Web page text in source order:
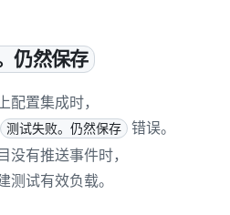
仍然保存
配置集成时，
测试失败。仍然保存
错误。
有推送事件时，
试有效负载。